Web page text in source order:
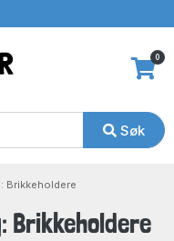
Søk
0
Brikkeholdere
Brikkeholdere